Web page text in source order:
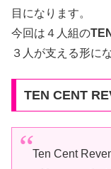
目になります。
今回は４人組の
３人が支える形に
TEN CENT
Ten Cent